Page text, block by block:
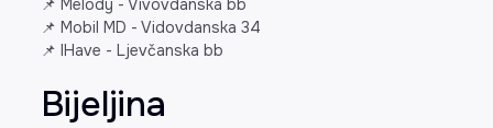
📌 Melody - Vivovdanska bb
📌 Mobil MD - Vidovdanska 34
📌 IHave - Ljevčanska bb
Bijeljina